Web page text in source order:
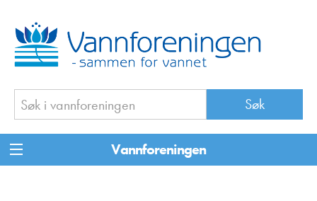
Vannforeningen